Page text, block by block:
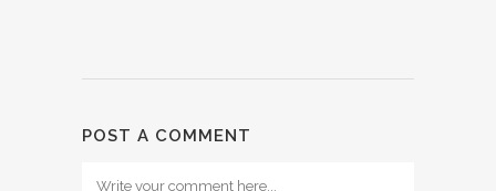
POST A COMMENT